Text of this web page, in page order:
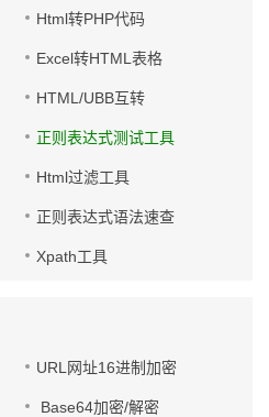
Html转PHP代码
Excel转HTML表格
HTML/UBB互转
正则表达式测试工具
Html过滤工具
正则表达式语法速查
Xpath工具
URL网址16进制加密
Base64加密/解密